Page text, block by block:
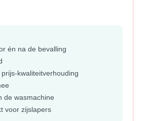
én na de bevalling
kwaliteitverhouding
de wasmachine
voor zijslapers